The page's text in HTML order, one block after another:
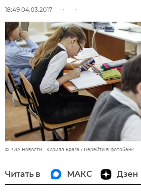
18:49 04.03.2017
© РИА Новости . Кирилл Брага Перейти в фотобанк
Читать в МАКС Дзен